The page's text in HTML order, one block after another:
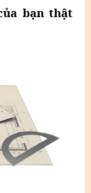
bạn thật